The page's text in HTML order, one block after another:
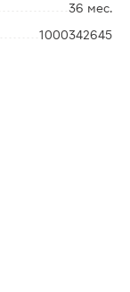
36 мес.
1000342645